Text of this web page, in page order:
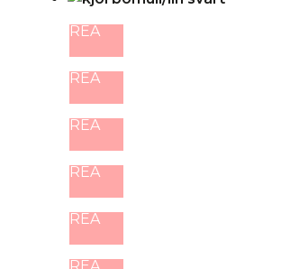
REA
REA
REA
REA
REA